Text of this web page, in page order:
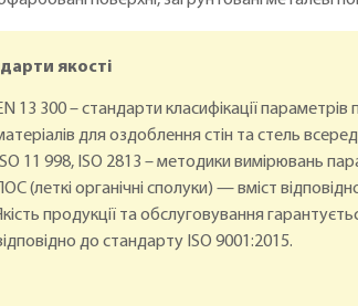
якості
13 300 – стандарти класифікації
для оздоблення стін та стель
ISO 11 998, ISO 2813 – методики вимірювань
(леткі органічні сполуки) — вміст
продукції та обслуговування
до стандарту ISO 9001:2015.